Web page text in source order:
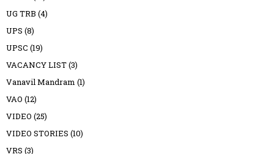
UG TRB (4)
UPS (8)
UPSC (19)
VACANCY LIST(3)
Vanavil Mandram (1)
VAO (12)
VIDEO (25)
VIDEO STORIES (10)
VRS (3)